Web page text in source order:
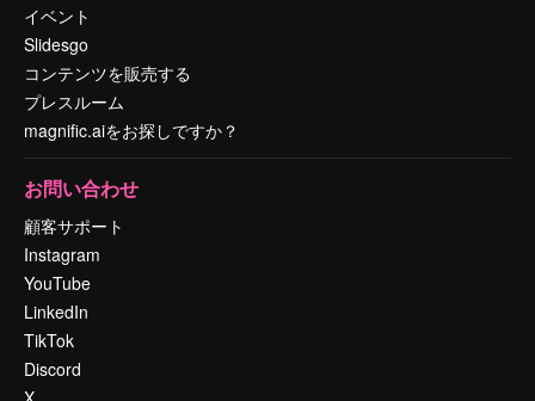
イベント
Slidesgo
コンテンツを販売する
プレスルーム
magnific.aiをお探しですか？
お問い合わせ
顧客サポート
Instagram
YouTube
LinkedIn
TikTok
Discord